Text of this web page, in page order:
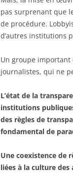
pas surprenant que
de procédure.
d’autres institutions
Un groupe important
journalistes, qui ne
L’état de la
institutions
des règles de
fondamental de
Une coexistence de
liées à la culture